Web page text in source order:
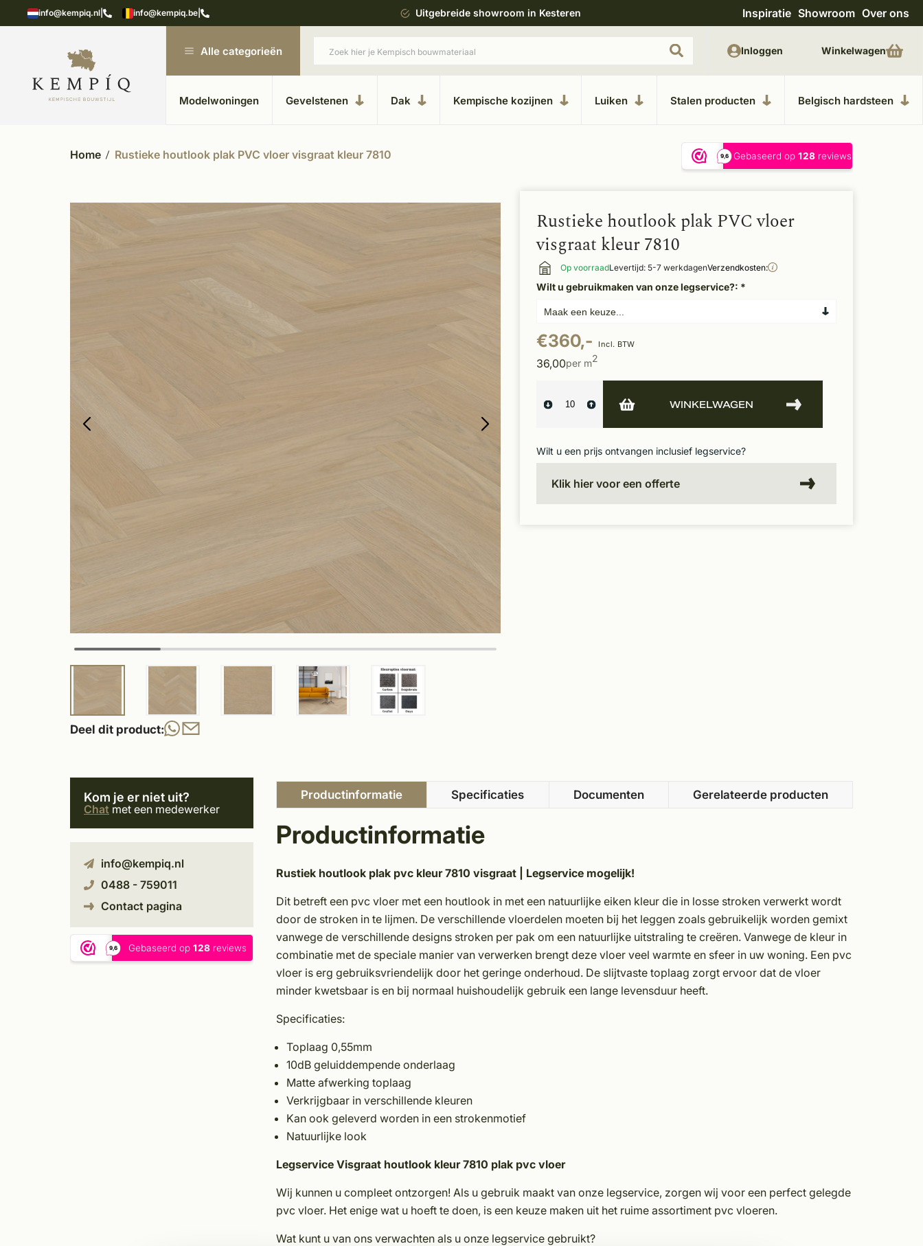
info@kempiq.nl info@kempiq.be
in kempische bouwstijl Meer dan 20 jaar ervaring Uitgebreide showroom in Kesteren Unieke materialen in kempische bouwstijl
Inspiratie Showroom Over ons
Alle categorieën
Modelwoningen Gevelstenen Dak Kempische kozijnen Luiken Stalen producten Belgisch hardsteen
Inloggen Winkelwagen
Home Rustieke houtlook plak PVC vloer visgraat kleur 7810
Deel dit product:
Rustieke houtlook plak PVC vloer
visgraat kleur 7810
Op voorraadLevertijd: 5-7 werkdagenVerzendkosten:
Wilt u gebruikmaken van onze legservice?: *
€360,- Incl. BTW
36,00per m2
WINKELWAGEN
Wilt u een prijs ontvangen inclusief legservice?
Klik hier voor een offerte
Productinformatie Specificaties Documenten Gerelateerde producten
Kom je er niet uit?
Chat met een medewerker
info@kempiq.nl
0488 - 759011
Contact pagina
Productinformatie
Rustiek houtlook plak pvc kleur 7810 visgraat Legservice mogelijk!
Dit betreft een pvc vloer met een houtlook in met een natuurlijke eiken kleur die in losse stroken verwerkt wordt
door de stroken in te lijmen. De verschillende vloerdelen moeten bij het leggen zoals gebruikelijk worden gemixt
vanwege de verschillende designs stroken per pak om een natuurlijke uitstraling te creëren. Vanwege de kleur in
combinatie met de speciale manier van verwerken brengt deze vloer veel warmte en sfeer in uw woning. Een pvc
vloer is erg gebruiksvriendelijk door het geringe onderhoud. De slijtvaste toplaag zorgt ervoor dat de vloer
minder kwetsbaar is en bij normaal huishoudelijk gebruik een lange levensduur heeft.
Specificaties:
Toplaag 0,55mm
10dB geluiddempende onderlaag
Matte afwerking toplaag
Verkrijgbaar in verschillende kleuren
Kan ook geleverd worden in een strokenmotief
Natuurlijke look
Legservice Visgraat houtlook kleur 7810 plak pvc vloer
Wij kunnen u compleet ontzorgen! Als u gebruik maakt van onze legservice, zorgen wij voor een perfect gelegde
pvc vloer. Het enige wat u hoeft te doen, is een keuze maken uit het ruime assortiment pvc vloeren.
Wat kunt u van ons verwachten als u onze legservice gebruikt?